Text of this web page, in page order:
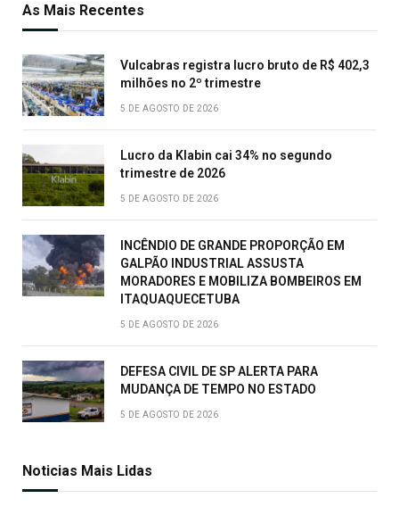
As Mais Recentes
Vulcabras registra lucro bruto de R$ 402,3
milhões no 2º trimestre
5 DE AGOSTO DE 2026
Lucro da Klabin cai 34% no segundo
trimestre de 2026
5 DE AGOSTO DE 2026
INCÊNDIO DE GRANDE PROPORÇÃO EM
GALPÃO INDUSTRIAL ASSUSTA
MORADORES E MOBILIZA BOMBEIROS EM
ITAQUAQUECETUBA
5 DE AGOSTO DE 2026
DEFESA CIVIL DE SP ALERTA PARA
MUDANÇA DE TEMPO NO ESTADO
5 DE AGOSTO DE 2026
Noticias Mais Lidas